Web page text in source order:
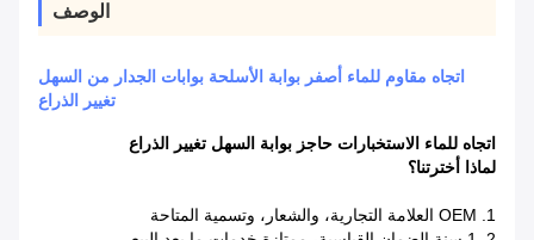
الوصف
اتجاه مقاوم للماء أصفر بوابة الأسلحة بوابات الجدار من السهل
تغيير الذراع
اتجاه للماء الاستخبارات حاجز بوابة السهل تغيير الذراع
لماذا أخترتنا؟
1. OEM العلامة التجارية، والشعار، وتسمية المتاحة